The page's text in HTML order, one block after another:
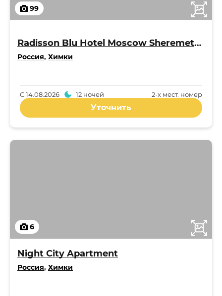
99
Radisson Blu Hotel Moscow Sheremetyevo Airport 5*
Россия, Химки
2-x мест. номер
С14.08.2026 12 ночей
Уточнить
6
Night City Apartment
Россия, Химки